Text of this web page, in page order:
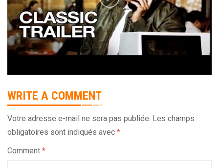
WRITE A COMMENT
Votre adresse e-mail ne sera pas publiée. Les champs
obligatoires sont indiqués avec *
Comment *